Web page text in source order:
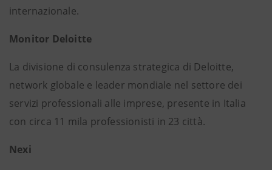
internazionale.
Monitor Deloitte
La divisione di consulenza strategica di Deloitte,
network globale e leader mondiale nel settore dei
servizi professionali alle imprese, presente in Italia
con circa 11 mila professionisti in 23 città.
Nexi